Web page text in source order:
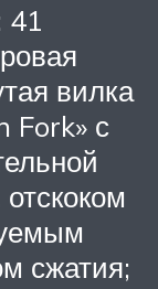
41
вилка
Fork» с
отскоком
сжатия;